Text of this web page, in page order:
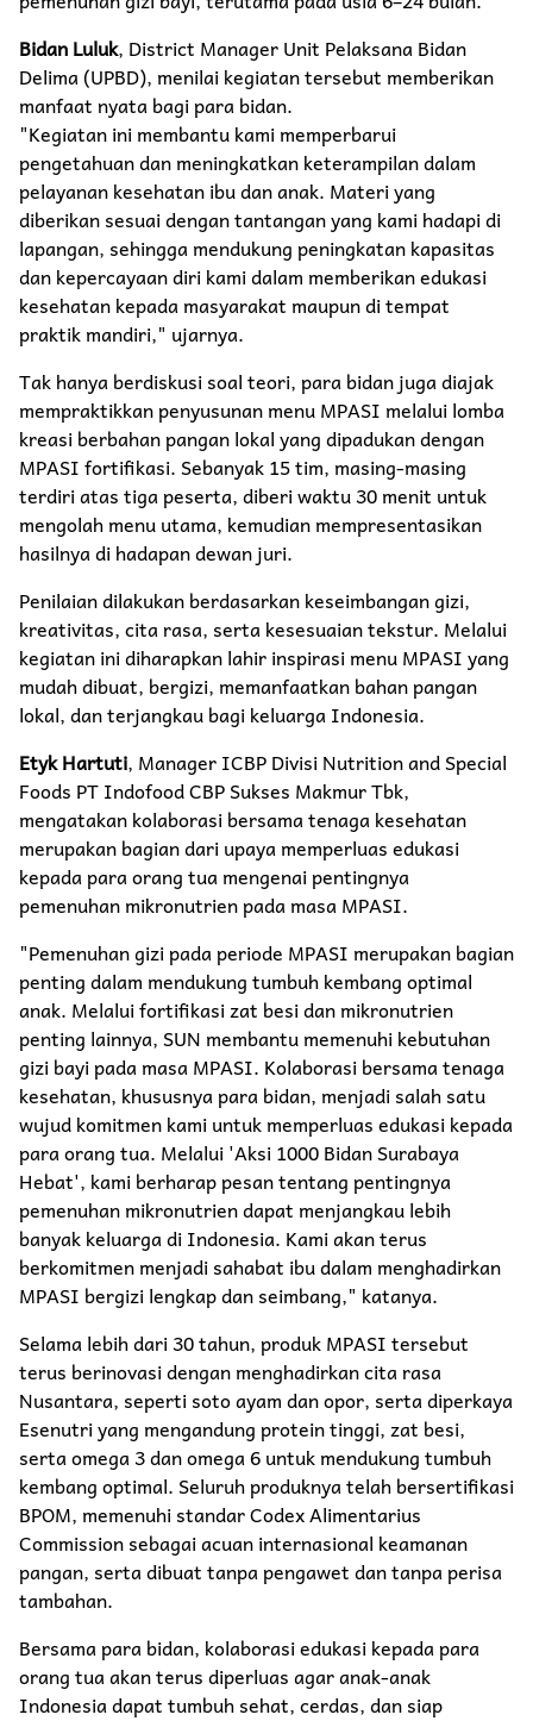
Bidan Luluk, District Manager Unit Pelaksana Bidan
Delima (UPBD), menilai kegiatan tersebut memberikan
manfaat nyata bagi para bidan.
"Kegiatan ini membantu kami memperbarui
pengetahuan dan meningkatkan keterampilan dalam
pelayanan kesehatan ibu dan anak. Materi yang
diberikan sesuai dengan tantangan yang kami hadapi di
lapangan, sehingga mendukung peningkatan kapasitas
dan kepercayaan diri kami dalam memberikan edukasi
kesehatan kepada masyarakat maupun di tempat
praktik mandiri," ujarnya.
Tak hanya berdiskusi soal teori, para bidan juga diajak
mempraktikkan penyusunan menu MPASI melalui lomba
kreasi berbahan pangan lokal yang dipadukan dengan
MPASI fortifikasi. Sebanyak 15 tim, masing-masing
terdiri atas tiga peserta, diberi waktu 30 menit untuk
mengolah menu utama, kemudian mempresentasikan
hasilnya di hadapan dewan juri.
Penilaian dilakukan berdasarkan keseimbangan gizi,
kreativitas, cita rasa, serta kesesuaian tekstur. Melalui
kegiatan ini diharapkan lahir inspirasi menu MPASI yang
mudah dibuat, bergizi, memanfaatkan bahan pangan
lokal, dan terjangkau bagi keluarga Indonesia.
Etyk Hartuti, Manager ICBP Divisi Nutrition and Special
Foods PT Indofood CBP Sukses Makmur Tbk,
mengatakan kolaborasi bersama tenaga kesehatan
merupakan bagian dari upaya memperluas edukasi
kepada para orang tua mengenai pentingnya
pemenuhan mikronutrien pada masa MPASI.
"Pemenuhan gizi pada periode MPASI merupakan bagian
penting dalam mendukung tumbuh kembang optimal
anak. Melalui fortifikasi zat besi dan mikronutrien
penting lainnya, SUN membantu memenuhi kebutuhan
gizi bayi pada masa MPASI. Kolaborasi bersama tenaga
kesehatan, khususnya para bidan, menjadi salah satu
wujud komitmen kami untuk memperluas edukasi kepada
para orang tua. Melalui 'Aksi 1000 Bidan Surabaya
Hebat', kami berharap pesan tentang pentingnya
pemenuhan mikronutrien dapat menjangkau lebih
banyak keluarga di Indonesia. Kami akan terus
berkomitmen menjadi sahabat ibu dalam menghadirkan
MPASI bergizi lengkap dan seimbang," katanya.
Selama lebih dari 30 tahun, produk MPASI tersebut
terus berinovasi dengan menghadirkan cita rasa
Nusantara, seperti soto ayam dan opor, serta diperkaya
Esenutri yang mengandung protein tinggi, zat besi,
serta omega 3 dan omega 6 untuk mendukung tumbuh
kembang optimal. Seluruh produknya telah bersertifikasi
BPOM, memenuhi standar Codex Alimentarius
Commission sebagai acuan internasional keamanan
pangan, serta dibuat tanpa pengawet dan tanpa perisa
tambahan.
Bersama para bidan, kolaborasi edukasi kepada para
orang tua akan terus diperluas agar anak-anak
Indonesia dapat tumbuh sehat, cerdas, dan siap